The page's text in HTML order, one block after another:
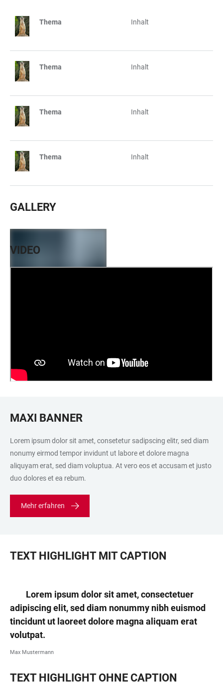
TABELLE
Thema Inhalt
Thema Inhalt
Thema Inhalt
Thema Inhalt
GALLERY
VIDEO
MAXI BANNER
Lorem ipsum dolor sit amet, consetetur sadipscing elitr, sed diam
nonumy eirmod tempor invidunt ut labore et dolore magna
aliquyam erat, sed diam voluptua. At vero eos et accusam et justo
duo dolores et ea rebum.
Mehr erfahren
TEXT HIGHLIGHT MIT CAPTION
Lorem ipsum dolor sit amet, consectetuer
adipiscing elit, sed diam nonummy nibh euismod
tincidunt ut laoreet dolore magna aliquam erat
volutpat.
Max Mustermann
TEXT HIGHLIGHT OHNE CAPTION